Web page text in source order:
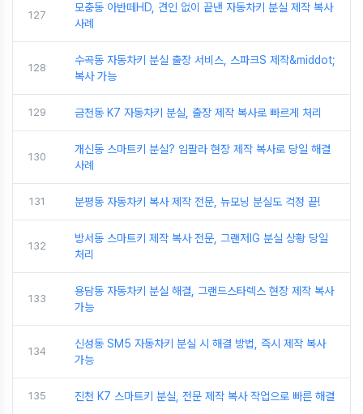
127
모충동 아반떼HD, 견인 없이 끝낸 자동차키 분실 제작 복사
사례
128
수곡동 자동차키 분실 출장 서비스, 스파크S 제작&middot;
복사 가능
129 금천동 K7 자동차키 분실, 출장 제작 복사로 빠르게 처리
130
개신동 스마트키 분실? 임팔라 현장 제작 복사로 당일 해결
사례
131 분평동 자동차키 복사 제작 전문, 뉴모닝 분실도 걱정 끝!
132
방서동 스마트키 제작 복사 전문, 그랜저IG 분실 상황 당일
처리
133
용담동 자동차키 분실 해결, 그랜드스타렉스 현장 제작 복사
가능
134
신성동 SM5 자동차키 분실 시 해결 방법, 즉시 제작 복사
가능
135 진천 K7 스마트키 분실, 전문 제작 복사 작업으로 빠른 해결